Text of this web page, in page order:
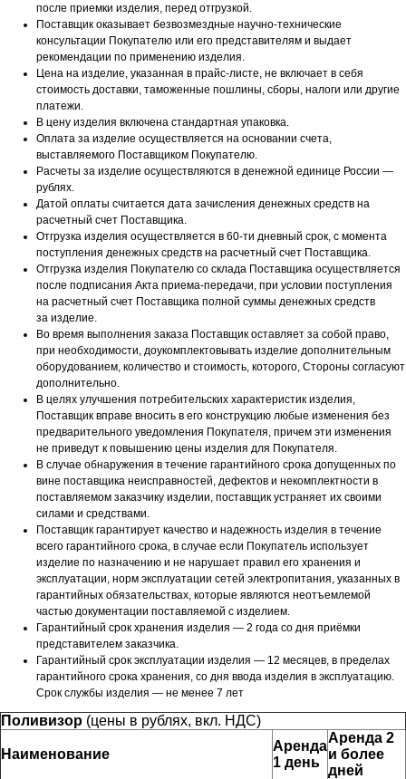
после приемки изделия, перед отгрузкой.
Поставщик оказывает безвозмездные научно-технические
консультации Покупателю или его представителям и выдает
рекомендации по применению изделия.
Цена на изделие, указанная в прайс-листе, не включает в себя
стоимость доставки, таможенные пошлины, сборы, налоги или другие
платежи.
В цену изделия включена стандартная упаковка.
Оплата за изделие осуществляется на основании счета,
выставляемого Поставщиком Покупателю.
Расчеты за изделие осуществляются в денежной единице России —
рублях.
Датой оплаты считается дата зачисления денежных средств на
расчетный счет Поставщика.
Отгрузка изделия осуществляется в 60-ти дневный срок, с момента
поступления денежных средств на расчетный счет Поставщика.
Отгрузка изделия Покупателю со склада Поставщика осуществляется
после подписания Акта приема-передачи, при условии поступления
на расчетный счет Поставщика полной суммы денежных средств
за изделие.
Во время выполнения заказа Поставщик оставляет за собой право,
при необходимости, доукомплектовывать изделие дополнительным
оборудованием, количество и стоимость, которого, Стороны согласуют
дополнительно.
В целях улучшения потребительских характеристик изделия,
Поставщик вправе вносить в его конструкцию любые изменения без
предварительного уведомления Покупателя, причем эти изменения
не приведут к повышению цены изделия для Покупателя.
В случае обнаружения в течение гарантийного срока допущенных по
вине поставщика неисправностей, дефектов и некомплектности в
поставляемом заказчику изделии, поставщик устраняет их своими
силами и средствами.
Поставщик гарантирует качество и надежность изделия в течение
всего гарантийного срока, в случае если Покупатель использует
изделие по назначению и не нарушает правил его хранения и
эксплуатации, норм эксплуатации сетей электропитания, указанных в
гарантийных обязательствах, которые являются неотъемлемой
частью документации поставляемой с изделием.
Гарантийный срок хранения изделия — 2 года со дня приёмки
представителем заказчика.
Гарантийный срок эксплуатации изделия — 12 месяцев, в пределах
гарантийного срока хранения, со дня ввода изделия в эксплуатацию.
Срок службы изделия — не менее 7 лет
Поливизор (цены в рублях, вкл. НДС)
Наименование
Аренда
1 день
Аренда 2
и более
дней